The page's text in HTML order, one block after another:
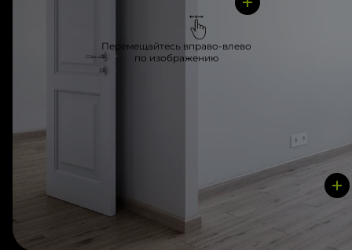
Перемещайтесь вправо-влево
по изображению